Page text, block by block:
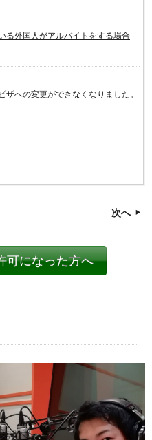
る外国人がアルバイトをする場合
ザへの変更ができなくなりました。
次へ
可になった方へ